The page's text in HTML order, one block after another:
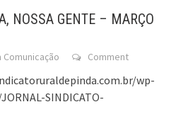
NOSSA GENTE – MARÇO
Comunicação Comment
wp-
SINDICATO-